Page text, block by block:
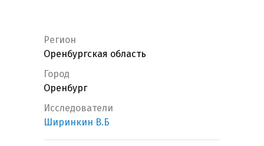
Регион
Оренбургская область
Город
Оренбург
Исследователи
Ширинкин В.Б